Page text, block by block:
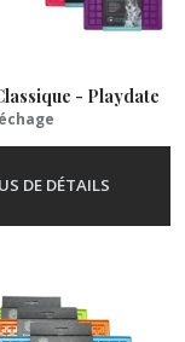
- Playdate
DE DÉTAILS